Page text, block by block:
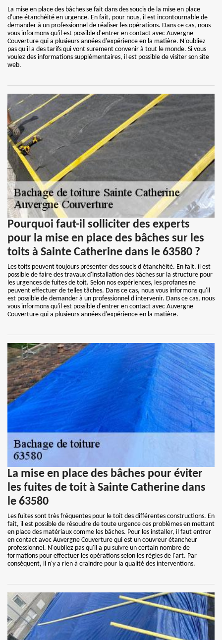
La mise en place des bâches se fait dans des soucis de la mise en place
d'une étanchéité en urgence. En fait, pour nous, il est incontournable de
demander à un professionnel de réaliser les opérations. Dans ce cas, nous
vous informons qu'il est possible d'entrer en contact avec Auvergne
Couverture qui a plusieurs années d'expérience en la matière. N'oubliez
pas qu'il a des tarifs qui vont surement convenir à tout le monde. Si vous
voulez des informations supplémentaires, il est possible de visiter son site
web.
Pourquoi faut-il solliciter des experts
pour la mise en place des bâches sur les
toits à Sainte Catherine dans le 63580 ?
Les toits peuvent toujours présenter des soucis d'étanchéité. En fait, il est
possible de faire des travaux d'installation des bâches sur la structure pour
les urgences de fuites de toit. Selon nos expériences, les profanes ne
peuvent effectuer de telles tâches. Dans ce cas, nous vous informons qu'il
est possible de demander à un professionnel d'intervenir. Dans ce cas, nous
vous informons qu'il est possible d'entrer en contact avec Auvergne
Couverture qui a plusieurs années d'expérience en la matière.
La mise en place des bâches pour éviter
les fuites de toit à Sainte Catherine dans
le 63580
Les fuites sont très fréquentes pour le toit des différentes constructions. En
fait, il est possible de résoudre de toute urgence ces problèmes en mettant
en place des matériaux comme les bâches. Pour les installer, il faut entrer
en contact avec Auvergne Couverture qui est un couvreur étancheur
professionnel. N'oubliez pas qu'il a pu suivre un certain nombre de
formations pour effectuer les opérations selon les règles de l'art. Par
conséquent, il n'y a rien à craindre pour la qualité des interventions.